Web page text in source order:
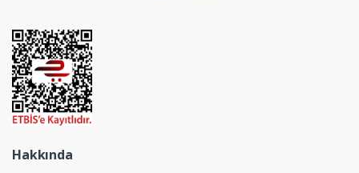
Hakkında